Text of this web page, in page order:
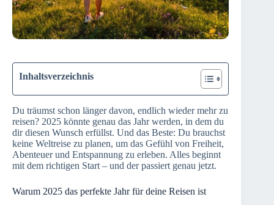
Inhaltsverzeichnis
Du träumst schon länger davon, endlich wieder mehr zu
reisen? 2025 könnte genau das Jahr werden, in dem du
dir diesen Wunsch erfüllst. Und das Beste: Du brauchst
keine Weltreise zu planen, um das Gefühl von Freiheit,
Abenteuer und Entspannung zu erleben. Alles beginnt
mit dem richtigen Start – und der passiert genau jetzt.
Warum 2025 das perfekte Jahr für deine Reisen ist